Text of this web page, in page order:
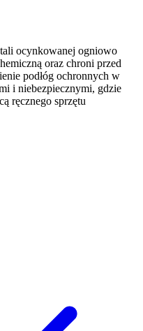
ocynkowanej ogniowo
oraz chroni przed
podłóg ochronnych w
i niebezpiecznymi, gdzie
ręcznego sprzętu